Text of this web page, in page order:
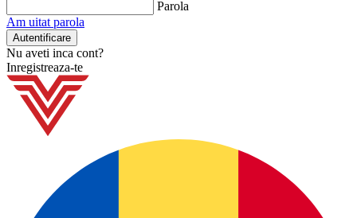
Parola
Am uitat parola
Nu aveti inca cont?
Inregistreaza-te